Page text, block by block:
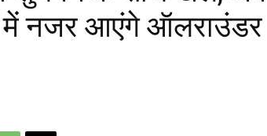
में नजर आएंगे ऑलराउंडर